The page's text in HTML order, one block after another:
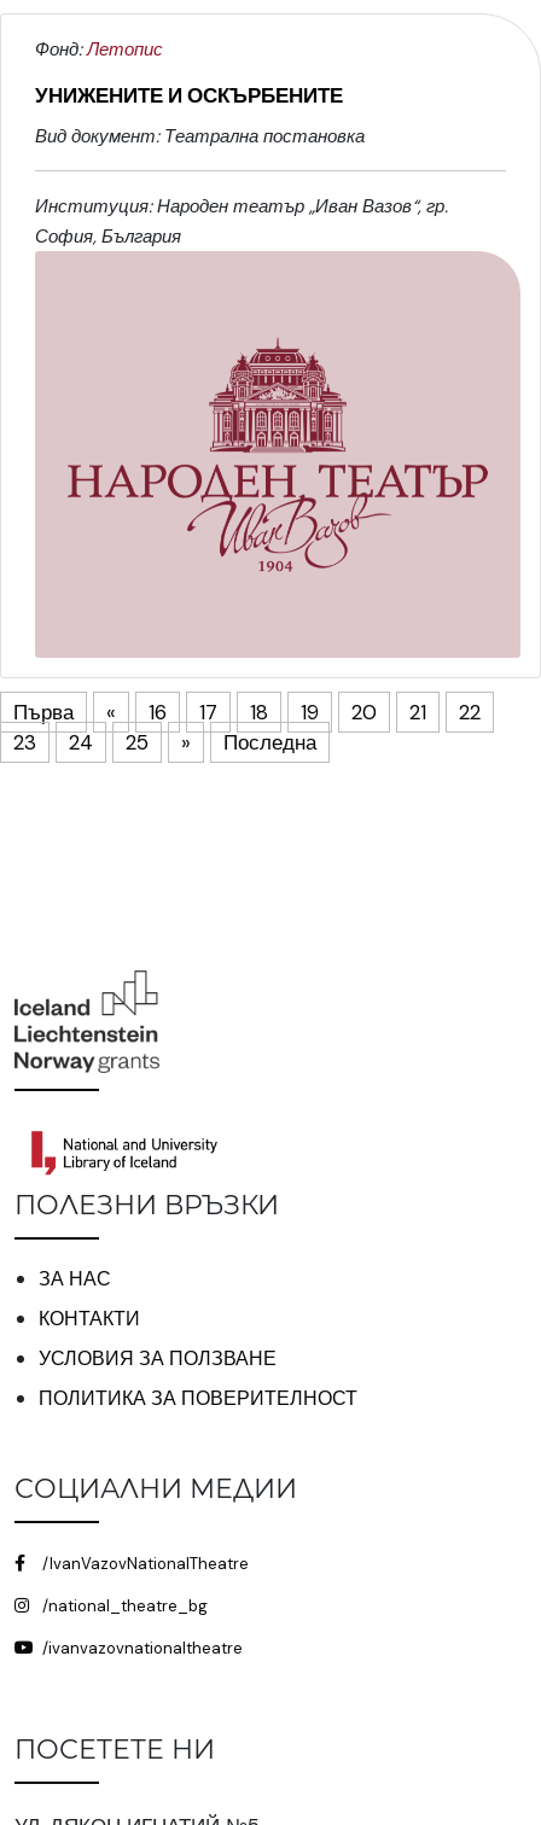
Фонд:Летопис
УНИЖЕНИТЕ И ОСКЪРБЕНИТЕ
Вид документ: Театрална постановка
Институция: Народен театър „Иван Вазов“, гр.
София, България
Първа « 16 17 18 19 20 21
22
23
24 25 » Последна
ПОЛЕЗНИ ВРЪЗКИ
ЗА НАС
КОНТАКТИ
УСЛОВИЯ ЗА ПОЛЗВАНЕ
ПОЛИТИКА ЗА ПОВЕРИТЕЛНОСТ
СОЦИАЛНИ МЕДИИ
/IvanVazovNationalTheatre
/national_theatre_bg
/ivanvazovnationaltheatre
ПОСЕТЕТЕ НИ